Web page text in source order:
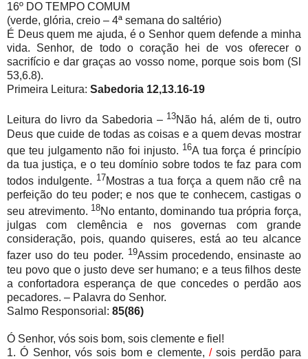
16º DO TEMPO COMUM
(verde, glória, creio – 4ª semana do saltério)
É Deus quem me ajuda, é o Senhor quem defende a minha
vida. Senhor, de todo o coração hei de vos oferecer o
sacrifício e dar graças ao vosso nome, porque sois bom (Sl
53,6.8).
Primeira Leitura: Sabedoria 12,13.16-19
Leitura do livro da Sabedoria – 13Não há, além de ti, outro
Deus que cuide de todas as coisas e a quem devas mostrar
que teu julgamento não foi injusto. 16A tua força é princípio
da tua justiça, e o teu domínio sobre todos te faz para com
todos indulgente. 17Mostras a tua força a quem não crê na
perfeição do teu poder; e nos que te conhecem, castigas o
seu atrevimento. 18No entanto, dominando tua própria força,
julgas com clemência e nos governas com grande
consideração, pois, quando quiseres, está ao teu alcance
fazer uso do teu poder. 19Assim procedendo, ensinaste ao
teu povo que o justo deve ser humano; e a teus filhos deste
a confortadora esperança de que concedes o perdão aos
pecadores. – Palavra do Senhor.
Salmo Responsorial: 85(86)
Ó Senhor, vós sois bom, sois clemente e fiel!
1. Ó Senhor, vós sois bom e clemente, /sois perdão para